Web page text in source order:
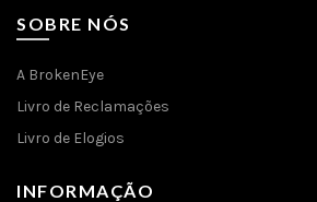
SOBRE NÓS
A BrokenEye
Livro de Reclamações
Livro de Elogios
INFORMAÇÃO